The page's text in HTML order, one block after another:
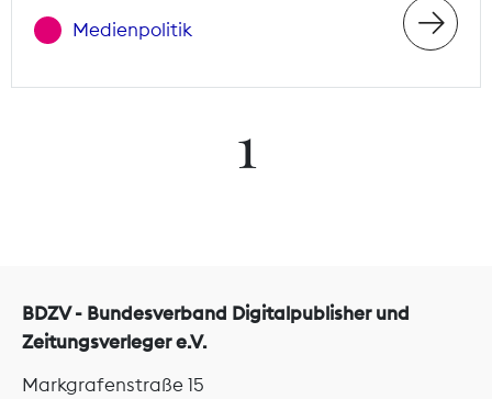
Medienpolitik
1
BDZV - Bundesverband Digitalpublisher und
Zeitungsverleger e.V.
Markgrafenstraße 15